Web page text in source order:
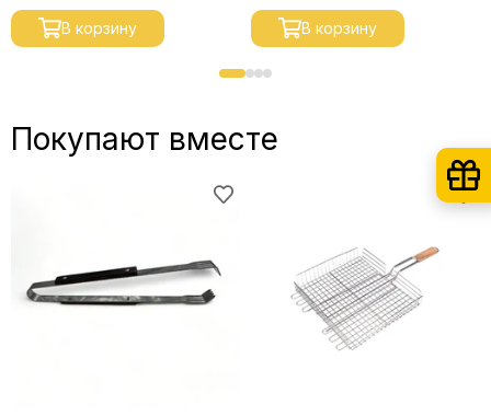
В корзину В корзину
Покупают вместе